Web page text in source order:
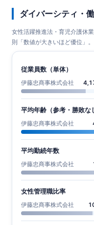
ダイバーシティ・
女性活躍推進法・育児介護休
則「数値が大きいほど優位」
従業員数（単体）
伊藤忠商事株式会社
平均年齢（参考・勝敗な
伊藤忠商事株式会社
平均勤続年数
伊藤忠商事株式会社
女性管理職比率
伊藤忠商事株式会社